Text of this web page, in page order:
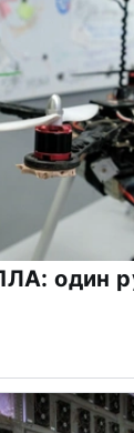
один